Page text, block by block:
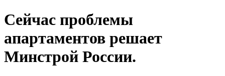
Сейчас проблемы
апартаментов решает
Минстрой России.